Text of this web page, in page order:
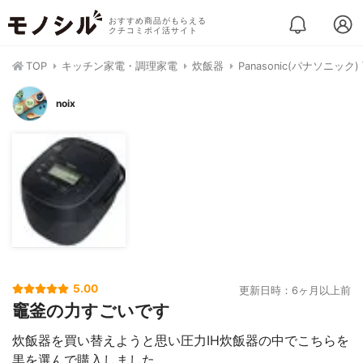
おすすめ商品がもらえる
クチコミポイ活サイト
TOP キッチン家電・調理家電 炊飯器 Panasonic(パナソニック
noix
5.00 更新日時：6ヶ月以上前
竈釜の力すごいです
炊飯器を買い替えようと思い圧力IH炊飯器の中でこちらを
黒を選んで購入しました。